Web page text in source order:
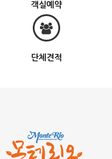
객실예약
단체견적